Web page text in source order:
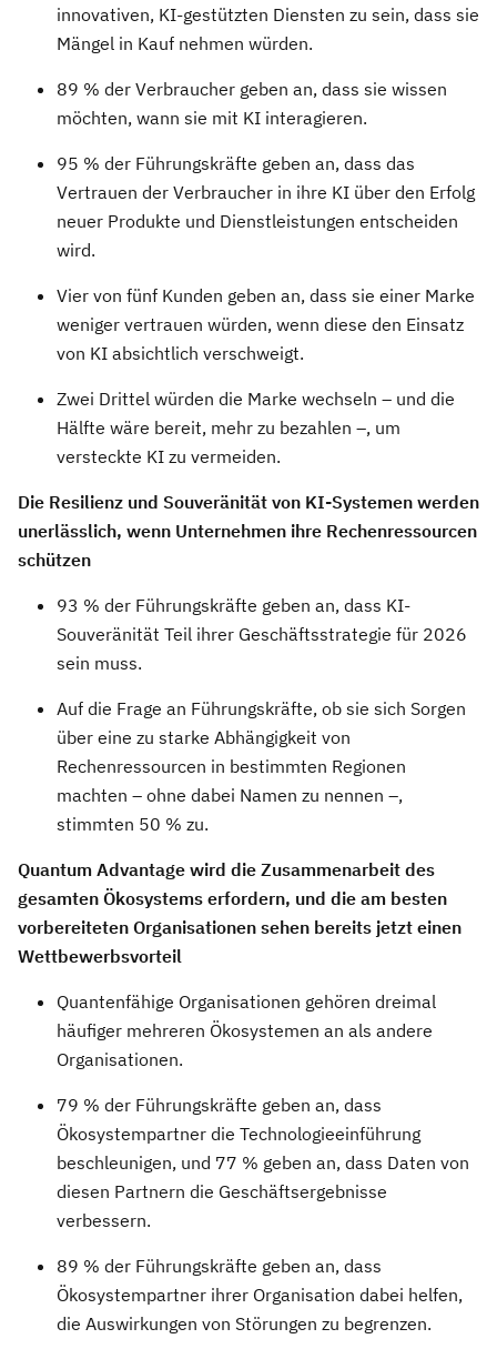
innovativen, KI-gestützten Diensten zu sein, dass sie
Mängel in Kauf nehmen würden.
89 % der Verbraucher geben an, dass sie wissen
möchten, wann sie mit KI interagieren.
95 % der Führungskräfte geben an, dass das
Vertrauen der Verbraucher in ihre KI über den Erfolg
neuer Produkte und Dienstleistungen entscheiden
wird.
Vier von fünf Kunden geben an, dass sie einer Marke
weniger vertrauen würden, wenn diese den Einsatz
von KI absichtlich verschweigt.
Zwei Drittel würden die Marke wechseln – und die
Hälfte wäre bereit, mehr zu bezahlen –, um
versteckte KI zu vermeiden.
Die Resilienz und Souveränität von KI-Systemen werden
unerlässlich, wenn Unternehmen ihre Rechenressourcen
schützen
93 % der Führungskräfte geben an, dass KI-
Souveränität Teil ihrer Geschäftsstrategie für 2026
sein muss.
Auf die Frage an Führungskräfte, ob sie sich Sorgen
über eine zu starke Abhängigkeit von
Rechenressourcen in bestimmten Regionen
machten – ohne dabei Namen zu nennen –,
stimmten 50 % zu.
Quantum Advantage wird die Zusammenarbeit des
gesamten Ökosystems erfordern, und die am besten
vorbereiteten Organisationen sehen bereits jetzt einen
Wettbewerbsvorteil
Quantenfähige Organisationen gehören dreimal
häufiger mehreren Ökosystemen an als andere
Organisationen.
79 % der Führungskräfte geben an, dass
Ökosystempartner die Technologieeinführung
beschleunigen, und 77 % geben an, dass Daten von
diesen Partnern die Geschäftsergebnisse
verbessern.
89 % der Führungskräfte geben an, dass
Ökosystempartner ihrer Organisation dabei helfen,
die Auswirkungen von Störungen zu begrenzen.